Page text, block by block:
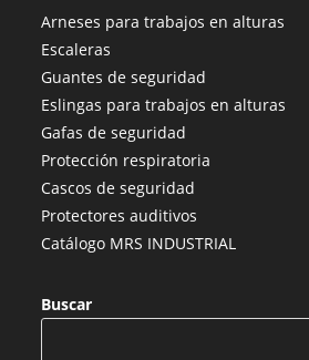
abre
en
una
nueva
pestaña
abre
una
nueva
pestaña
abre
una
nueva
pestaña
abre
nueva
Arneses para trabajos en alturas
Escaleras
Guantes de seguridad
Eslingas para trabajos en alturas
Gafas de seguridad
Protección respiratoria
Cascos de seguridad
Protectores auditivos
Catálogo MRS INDUSTRIAL
Buscar